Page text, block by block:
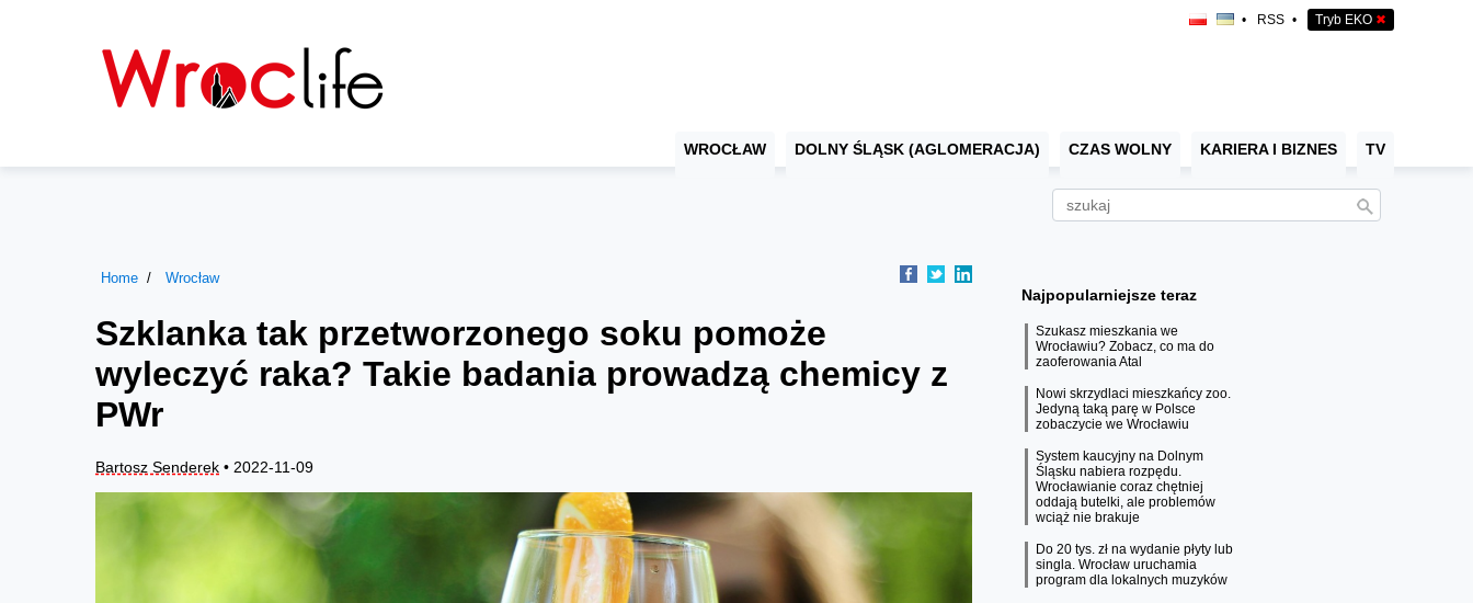
• RSS • Tryb EKO ✖
WROCŁAW DOLNY ŚLĄSK (AGLOMERACJA) CZAS WOLNY KARIERA I BIZNES TV
Home Wrocław
Szklanka tak przetworzonego soku pomoże
wyleczyć raka? Takie badania prowadzą chemicy z
PWr
Bartosz Senderek • 2022-11-09
Najpopularniejsze teraz
Szukasz mieszkania we
Wrocławiu? Zobacz, co ma do
zaoferowania Atal
Nowi skrzydlaci mieszkańcy zoo.
Jedyną taką parę w Polsce
zobaczycie we Wrocławiu
System kaucyjny na Dolnym
Śląsku nabiera rozpędu.
Wrocławianie coraz chętniej
oddają butelki, ale problemów
wciąż nie brakuje
Do 20 tys. zł na wydanie płyty lub
singla. Wrocław uruchamia
program dla lokalnych muzyków